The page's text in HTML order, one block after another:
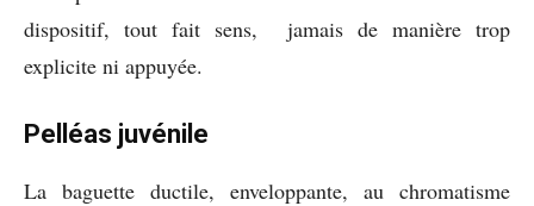
dispositif, tout fait sens, jamais de manière trop
explicite ni appuyée.
Pelléas juvénile
La baguette ductile, enveloppante, au chromatisme